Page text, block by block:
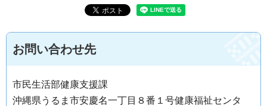
お問い合わせ先
市民生活部健康支援課
沖縄県うるま市安慶名一丁目８番１号健康福祉センタ